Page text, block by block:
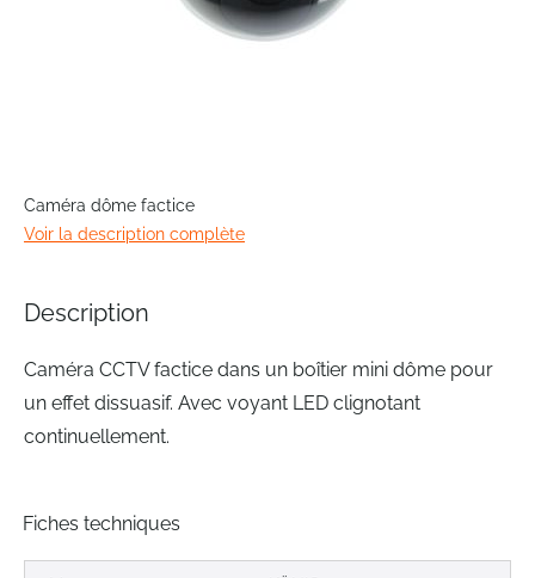
to
the
beginning
images
Caméra dôme factice
Voir la description complète
Description
Caméra CCTV factice dans un boîtier mini dôme pour
un effet dissuasif. Avec voyant LED clignotant
continuellement.
Fiches techniques